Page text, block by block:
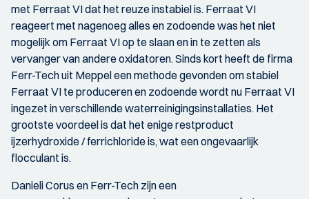
met Ferraat VI dat het reuze instabiel is. Ferraat VI
reageert met nagenoeg alles en zodoende was het niet
mogelijk om Ferraat VI op te slaan en in te zetten als
vervanger van andere oxidatoren. Sinds kort heeft de firma
Ferr-Tech uit Meppel een methode gevonden om stabiel
Ferraat VI te produceren en zodoende wordt nu Ferraat VI
ingezet in verschillende waterreinigingsinstallaties. Het
grootste voordeel is dat het enige restproduct
ijzerhydroxide / ferrichloride is, wat een ongevaarlijk
flocculant is.
Danieli Corus en Ferr-Tech zijn een